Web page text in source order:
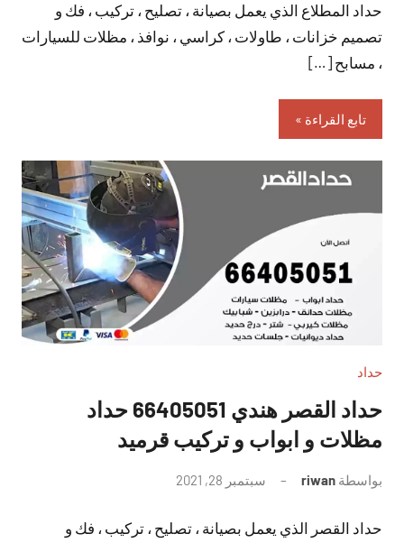
تعليقات
حداد المطلاع الذي يعمل بصيانة ، تصليح ، تركيب ، فك و
تصميم خزانات ، طاولات ، كراسي ، نوافذ ، مظلات للسيارات
، مسابح […]
تابع القراءة
حداد
حداد القصر هندي 66405051 حداد
مظلات و ابواب و تركيب قرميد
بواسطة riwan سبتمبر 28, 2021
تعليقات
حداد القصر الذي يعمل بصيانة ، تصليح ، تركيب ، فك و